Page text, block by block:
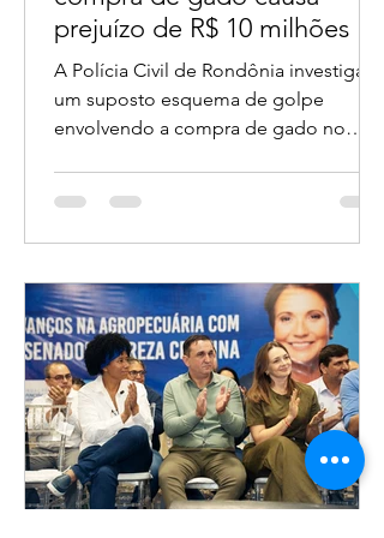
Suspeita de golpe na
compra de gado causa
prejuízo de R$ 10 milhões e
deixa mais de 90 vítimas em
Rondônia
A Polícia Civil de Rondônia investiga
um suposto esquema de golpe
envolvendo a compra de gado no
estado, com prejuízo estimado em
O caso veio à tona após a deflagração
da Operação Rompere, realizada na
terça-feira (28).